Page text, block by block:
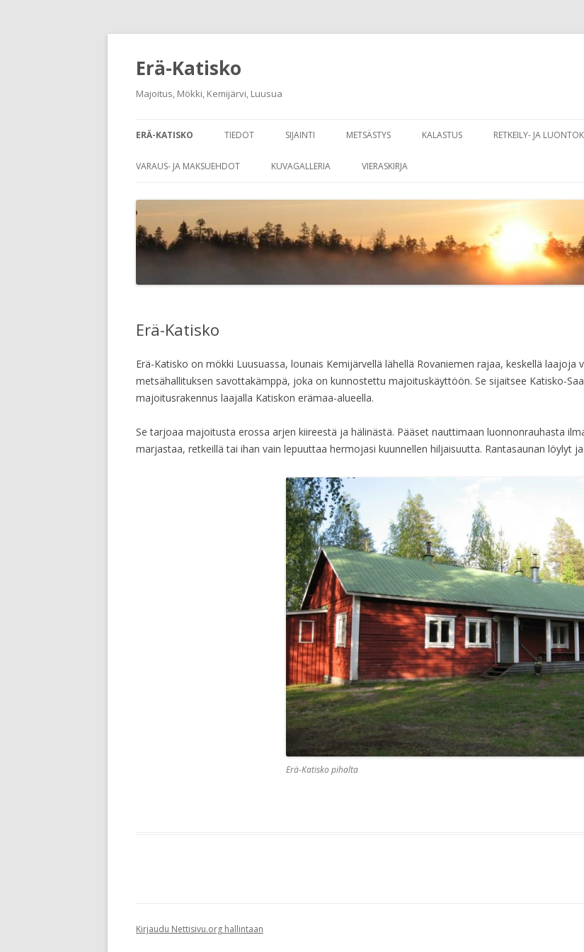
Erä-Katisko
Majoitus, Mökki, Kemijärvi, Luusua
sisältöön
ERÄ-KATISKO TIEDOT SIJAINTI METSÄSTYS KALASTUS RETKEILY- JA
VARAUS- JA MAKSUEHDOT KUVAGALLERIA VIERASKIRJA
Erä-Katisko
Erä-Katisko on mökki Luusuassa, lounais Kemijärvellä lähellä Rovaniemen rajaa, keskellä laajoja
metsähallituksen savottakämppä, joka on kunnostettu majoituskäyttöön. Se sijaitsee Katisko-
majoitusrakennus laajalla Katiskon erämaa-alueella.
Se tarjoaa majoitusta erossa arjen kiireestä ja hälinästä. Pääset nauttimaan luonnonrauhasta
marjastaa, retkeillä tai ihan vain lepuuttaa hermojasi kuunnellen hiljaisuutta. Rantasaunan löylyt
Erä-Katisko pihalta
Kirjaudu Nettisivu.org hallintaan